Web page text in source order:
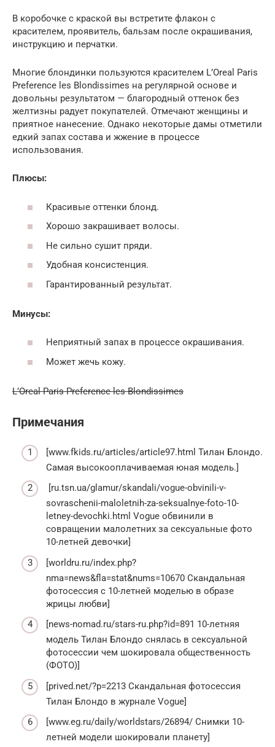
В коробочке с краской вы встретите флакон с
красителем, проявитель, бальзам после окрашивания,
инструкцию и перчатки.
Многие блондинки пользуются красителем L’Oreal Paris
Preference les Blondissimes на регулярной основе и
довольны результатом — благородный оттенок без
желтизны радует покупателей. Отмечают женщины и
приятное нанесение. Однако некоторые дамы отметили
едкий запах состава и жжение в процессе
использования.
Плюсы:
Красивые оттенки блонд.
Хорошо закрашивает волосы.
Не сильно сушит пряди.
Удобная консистенция.
Гарантированный результат.
Минусы:
Неприятный запах в процессе окрашивания.
Может жечь кожу.
L’Oreal Paris Preference les Blondissimes
Примечания
[www.fkids.ru/articles/article97.html Тилан Блондо.
Самая высокооплачиваемая юная модель.]
[ru.tsn.ua/glamur/skandali/vogue-obvinili-v-
sovraschenii-maloletnih-za-seksualnye-foto-10-
letney-devochki.html Vogue обвинили в
совращении малолетних за сексуальные фото
10-летней девочки]
[worldru.ru/index.php?
nma=news&fla=stat&nums=10670 Скандальная
фотосессия с 10-летней моделью в образе
жрицы любви]
[news-nomad.ru/stars-ru.php?id=891 10-летняя
модель Тилан Блондо снялась в сексуальной
фотосессии чем шокировала общественность
(ФОТО)]
[prived.net/?p=2213 Скандальная фотосессия
Тилан Блондо в журнале Vogue]
[www.eg.ru/daily/worldstars/26894/ Снимки 10-
летней модели шокировали планету]